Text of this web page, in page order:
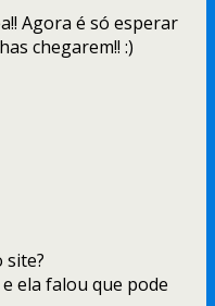
Agora é só esperar
chegarem!! :)
site?
ela falou que pode